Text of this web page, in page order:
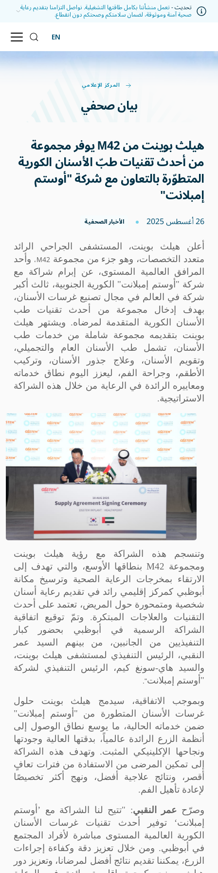
تحديث -تعمل منشأتنا بكامل طاقتها التشغيلية. نواصل التزامنا بتقديم رعاية
صحية آمنة وموثوقة، لضمان سلامتكم وصحتكم دون انقطاع.
EN
المركز الإعلامي
بيان صحفي
هيلث بوينت من M42 يوفر مجموعة
من أحدث تقنيات طبّ الأسنان الكورية
المتطوّرة بالتعاون مع شركة "أوستم
إمبلانت"
26 أغسطس 2025 الأخبار الصحفية
أعلن هيلث بوينت، المستشفى الجراحي الرائد
متعدد التخصصات، وهو جزء من مجموعة M42، وأحد
المرافق العالمية المستوى، عن إبرام شراكة مع
شركة "أوستم إمبلانت" الكورية الجنوبية، ثالث أكبر
شركة في العالم في مجال تصنيع غرسات الأسنان،
بهدف إدخال مجموعة من أحدث تقنيات طب
الأسنان الكورية المتقدمة لمرضاه. ويشتهر هيلث
بوينت بتقديمه مجموعة شاملة من خدمات طب
الأسنان، تشمل طب الأسنان العام والتجميلي،
وتقويم الأسنان، وعلاج جذور الأسنان، وتركيب
الأطقم، وجراحة الفم، ليعزز اليوم نطاق خدماته
ومعاييره الرائدة في الرعاية من خلال هذه الشراكة
الاستراتيجية.
وتنسجم هذه الشراكة مع رؤية هيلث بوينت
ومجموعة
بنطاقها الأوسع، والتي تهدف إلى
الارتقاء بمخرجات الرعاية الصحية وترسيخ مكانة
أبوظبي كمركز إقليمي رائد في تقديم رعاية أسنان
شخصية ومتمحورة حول المريض، تعتمد على أحدث
التقنيات والعلاجات المبتكرة. وتمّ توقيع اتفاقية
الشراكة الرسمية في أبوظبي بحضور كبار
التنفيذيين من الجانبين، من بينهم السيد عمر
النقبي، الرئيس التنفيذي لمستشفى هيلث بوينت،
والسيد هاي-سونغ كيم، الرئيس التنفيذي لشركة
"أوستم إمبلانت"
.
وبموجب الاتفاقية، سيدمج هيلث بوينت حلول
غرسات الأسنان المتطورة من "أوستم إمبلانت"
ضمن خدماته الحالية، ما يوسع نطاق الوصول إلى
أنظمة الزرع الرائدة عالمياً، بدقتها العالية وجودتها
ونجاحها الإكلينيكي المثبت. وتهدف هذه الشراكة
إلى تمكين المرضى من الاستفادة من فترات تعافٍ
أقصر، ونتائج علاجية أفضل، ونهج أكثر تخصيصًا
لإعادة تأهيل الفم.
وصرّح عمر النقبي: "تتيح لنا الشراكة مع ’أوستم
إمبلانت‘ توفير أحدث تقنيات غرسات الأسنان
الكورية العالمية المستوى مباشرة لأفراد المجتمع
في أبوظبي. ومن خلال تعزيز دقة وكفاءة إجراءات
الزرع، يمكننا تقديم نتائج أفضل لمرضانا، وتعزيز دور